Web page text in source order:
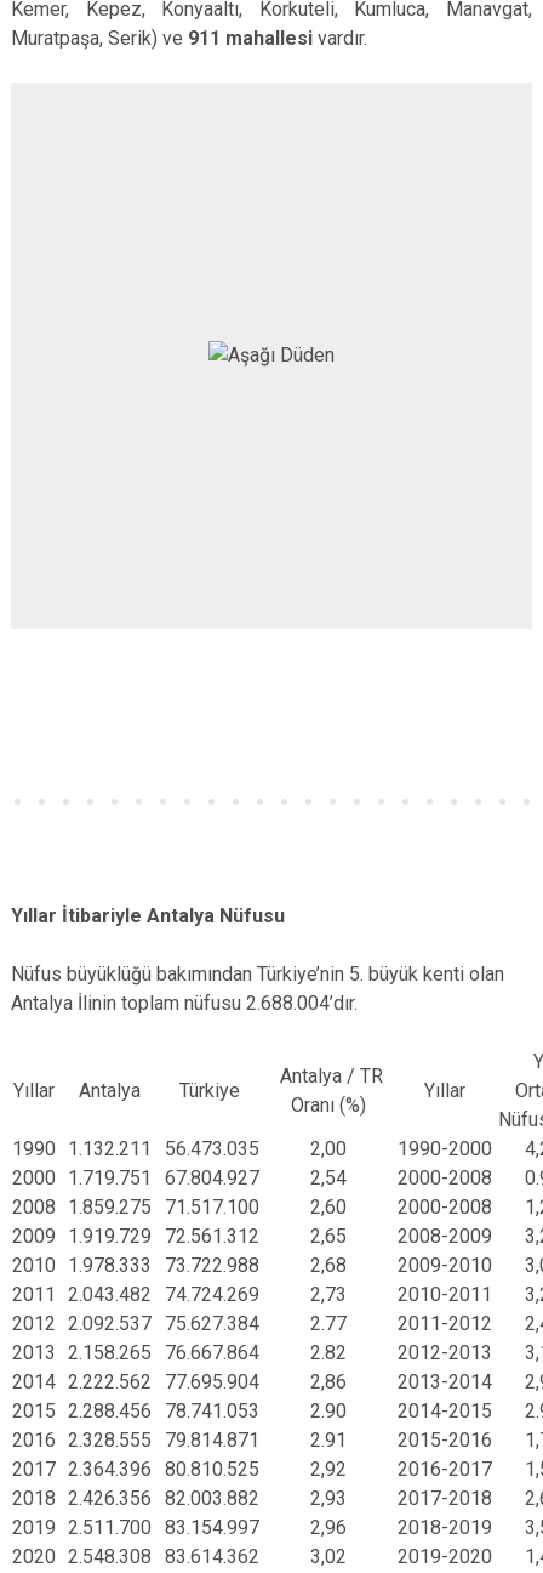
Kemer, Kepez, Konyaaltı, Korkuteli, Kumluca, Manavgat,
Muratpaşa, Serik) ve 911 mahallesi vardır.
Yıllar İtibariyle Antalya Nüfusu
Nüfus büyüklüğü bakımından Türkiye’nin 5. büyük kenti olan
Antalya İlinin toplam nüfusu 2.688.004’dır.
Yıllar Antalya Türkiye
Antalya / TR
Oranı (%)
Yıllar
1990
1.132.211 56.473.035 2,00 1990-2000
2000
1.719.751 67.804.927 2,54 2000-2008
2008
1.859.275 71.517.100 2,60 2000-2008
2009
1.919.729 72.561.312 2,65 2008-2009
2010
1.978.333 73.722.988 2,68 2009-2010
2011
2.043.482 74.724.269 2,73 2010-2011
2012 2.092.537 75.627.384 2.77 2011-2012
2013
2.158.265 76.667.864 2.82 2012-2013
2014 2.222.562 77.695.904 2,86 2013-2014
2015 2.288.456 78.741.053 2.90 2014-2015
2016 2.328.555 79.814.871 2.91 2015-2016
2017 2.364.396 80.810.525 2,92 2016-2017
2018 2.426.356 82.003.882 2,93 2017-2018
2019 2.511.700 83.154.997 2,96 2018-2019
2020 2.548.308 83.614.362 3,02 2019-2020